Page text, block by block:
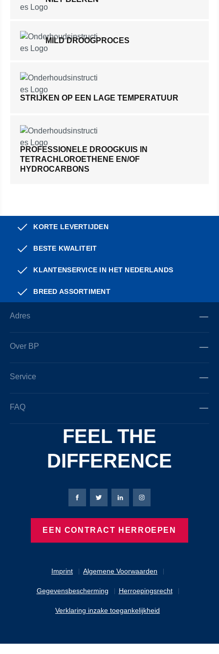
MILD DROOGPROCES
STRIJKEN OP EEN LAGE TEMPERATUUR
PROFESSIONELE DROOGKUIS IN
TETRACHLOROETHENE EN/OF
HYDROCARBONS
KORTE LEVERTIJDEN
BESTE KWALITEIT
KLANTENSERVICE IN HET NEDERLANDS
BREED ASSORTIMENT
Adres
Over BP
Service
FAQ
FEEL THE
DIFFERENCE
Imprint Algemene Voorwaarden
Gegevensbescherming Herroepingsrecht
Verklaring inzake toegankelijkheid
Bierbaum-Proenen Facebook-pagina
Bierbaum-Proenen X-pagina
Bierbaum-Proenen
Bierbaum-Proenen
EEN CONTRACT HERROEPEN